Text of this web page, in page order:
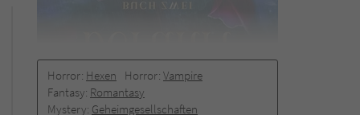
Horror: Hexen Horror: Vampire
Fantasy: Romantasy
Mystery: Geheimgesellschaften